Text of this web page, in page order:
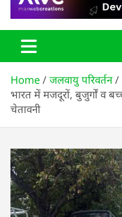
Home
जलवायु परिवर्तन
भारत में मजदूरों, बुजुर्गाें व
चेतावनी